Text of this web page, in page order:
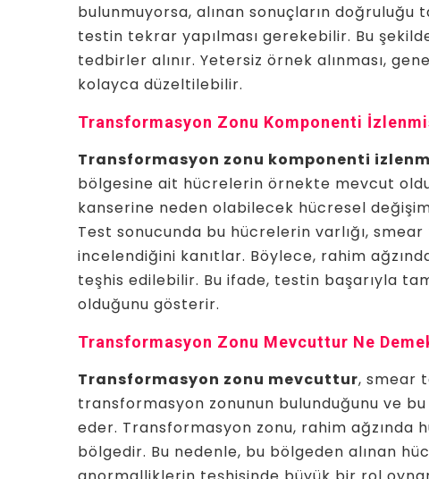
bulunmuyorsa, alınan sonuçların doğruluğu
testin tekrar yapılması gerekebilir. Bu
tedbirler alınır. Yetersiz örnek alınması,
kolayca düzeltilebilir.
Transformasyon Zonu Komponenti
Transformasyon zonu komponenti
bölgesine ait hücrelerin örnekte mevcut
kanserine neden olabilecek hücresel
Test sonucunda bu hücrelerin varlığı, smear
incelendiğini kanıtlar. Böylece, rahim
teşhis edilebilir. Bu ifade, testin başarıyla
olduğunu gösterir.
Transformasyon Zonu Mevcuttur Ne
Transformasyon zonu mevcuttur, smear
transformasyon zonunun bulunduğunu ve
eder. Transformasyon zonu, rahim ağzında
bölgedir. Bu nedenle, bu bölgeden alınan